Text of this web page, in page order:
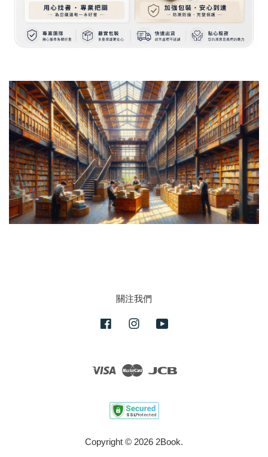
關注我們
FacebookInstagram
Visa Master
Copyright © 2026 2Book.